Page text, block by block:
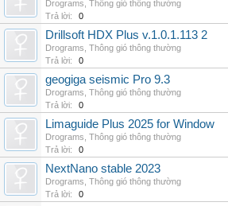
Drograms Thông gió thông thường
Trả lời:
0
Drillsoft HDX Plus v.1.0.1.113 2
Drograms Thông gió thông thường
Trả lời:
0
geogiga seismic Pro 9.3
Drograms Thông gió thông thường
Trả lời:
0
Limaguide Plus 2025 for Window
Drograms Thông gió thông thường
Trả lời:
0
NextNano stable 2023
Drograms Thông gió thông thường
Trả lời:
0